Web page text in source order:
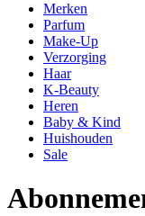
Merken
Parfum
Make-Up
Verzorging
Haar
K-Beauty
Heren
Baby & Kind
Huishouden
Sale